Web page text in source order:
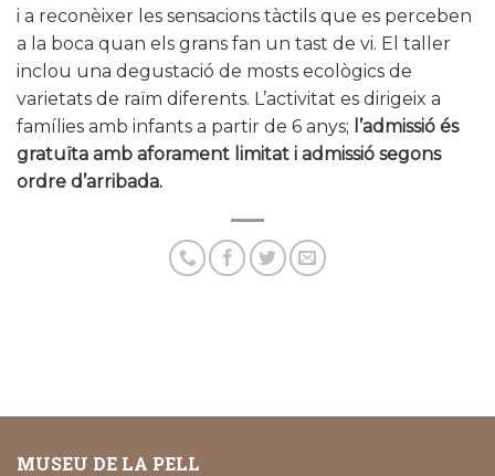
i a reconèixer les sensacions tàctils que es perceben
a la boca quan els grans fan un tast de vi. El taller
inclou una degustació de mosts ecològics de
varietats de raïm diferents. L’activitat es dirigeix a
famílies amb infants a partir de 6 anys; l’admissió és
gratuïta amb aforament limitat i admissió segons
ordre d’arribada.
MUSEU DE LA PELL